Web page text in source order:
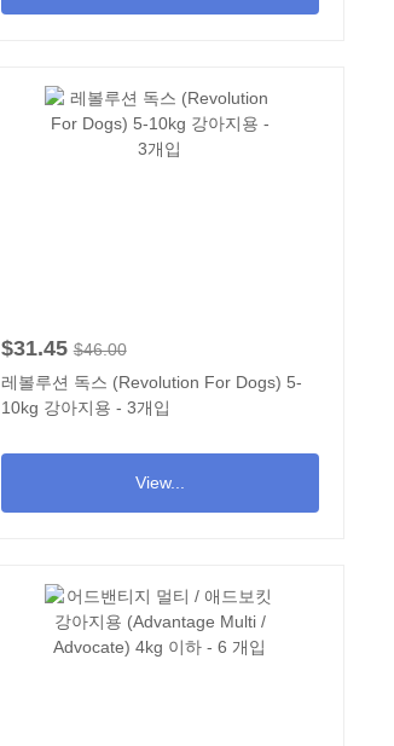
$31.45 $46.00
레볼루션 독스 (Revolution For Dogs) 5-
10kg 강아지용 - 3개입
View...